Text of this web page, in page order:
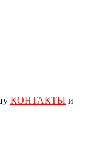
КОНТАКТЫ и